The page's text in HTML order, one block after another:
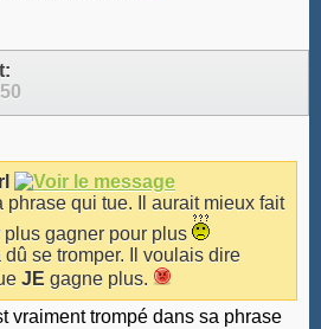
phrase qui tue. Il aurait mieux fait
gagner pour plus
se tromper. Il voulais dire
JE gagne plus.
vraiment trompé dans sa phrase